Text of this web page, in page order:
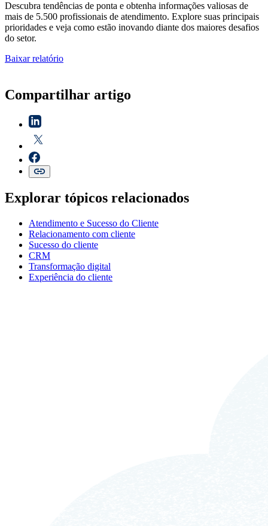
Descubra tendências de ponta e obtenha informações valiosas de
mais de 5.500 profissionais de atendimento. Explore suas principais
prioridades e veja como estão inovando diante dos maiores desafios
do setor.
Baixar relatório
Compartilhar artigo
Explorar tópicos relacionados
Atendimento e Sucesso do Cliente
Relacionamento com cliente
Sucesso do cliente
CRM
Transformação digital
Experiência do cliente